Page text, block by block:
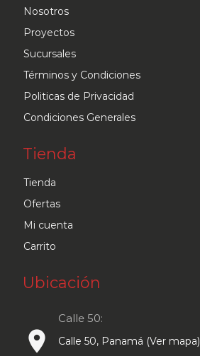
Nosotros
Proyectos
Sucursales
Términos y Condiciones
Politicas de Privacidad
Condiciones Generales
Tienda
Tienda
Ofertas
Mi cuenta
Carrito
Ubicación
place
Calle 50:
Calle 50, Panamá (Ver mapa)